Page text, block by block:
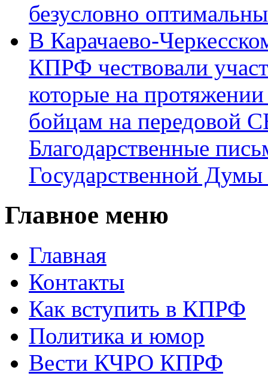
безусловно
В Карачаево-
КПРФ чествовали
которые на
бойцам на передовой
Благодарственные
Государственной
Главное меню
Главная
Контакты
Как вступить в КПРФ
Политика и юмор
Вести КЧРО КПРФ